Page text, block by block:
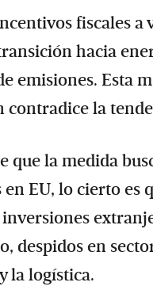
fiscales
hacia
emisiones. Esta
la
que la medida
EU, lo cierto es
despidos en
la logística.